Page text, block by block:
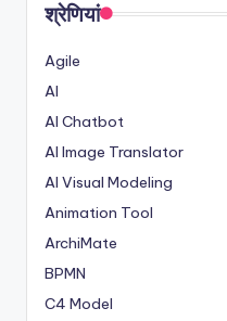
श्रेणियां
Agile
AI
AI Chatbot
AI Image Translator
AI Visual Modeling
Animation Tool
ArchiMate
BPMN
C4 Model